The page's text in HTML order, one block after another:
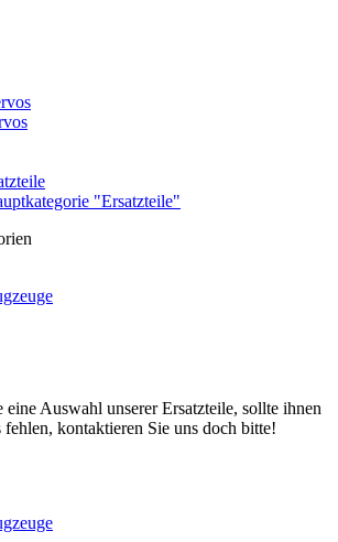
"Ersatzteile"
Auswahl unserer Ersatzteile, sollte ihnen
fehlen, kontaktieren Sie uns doch bitte!